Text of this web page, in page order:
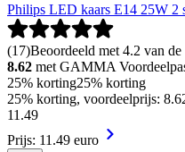
Philips LED kaars E14 25W 2
(17)Beoordeeld met 4.2 van
8.62 met GAMMA
25% korting25% korting
25% korting, voordeelprijs:
11 .49
Prijs: 11.49 euro